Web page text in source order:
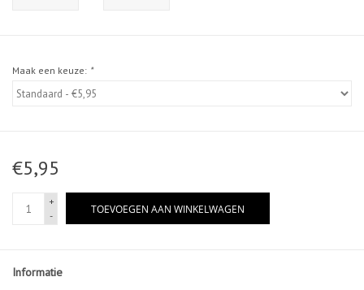
Maak een keuze: *
€5,95
+
-
TOEVOEGEN AAN WINKELWAGEN
Informatie